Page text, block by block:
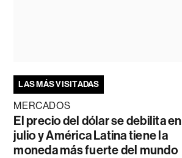
LAS MÁS VISITADAS
MERCADOS
El precio del dólar se debilita en
julio y América Latina tiene la
moneda más fuerte del mundo